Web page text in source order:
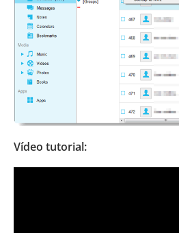
Vídeo tutorial: